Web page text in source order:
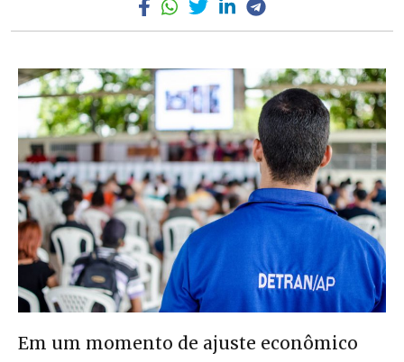
Em um momento de ajuste econômico